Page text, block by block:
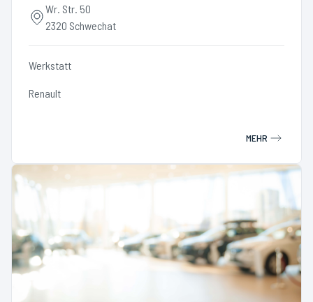
Wr. Str. 50
2320 Schwechat
Werkstatt
Renault
MEHR